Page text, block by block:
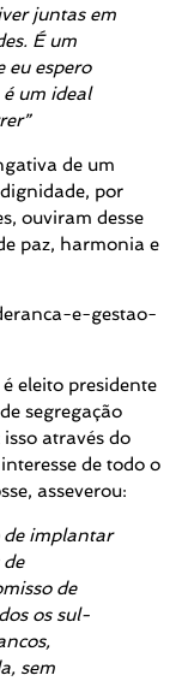
juntas em
É um
eu espero
é um ideal
de um
por
ouviram desse
paz, harmonia e
eleito presidente
segregação
através do
de todo o
asseverou:
de implantar
de
os sul-
sem